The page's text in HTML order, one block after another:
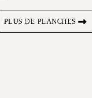
PLUS DE PLANCHES